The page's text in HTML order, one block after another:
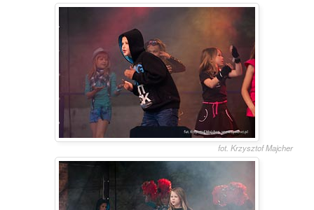
fot. Krzysztof Majcher